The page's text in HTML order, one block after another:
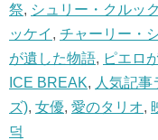
祭, シュリー・クルッ
ッケイ , チャーリー・
が遺した物語, ピエロ
ICE BREAK, 人気記事
ズ), 女優, 愛のタリオ,
덕